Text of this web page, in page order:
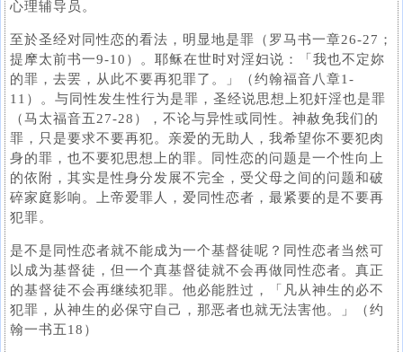
心理辅导员。
至於圣经对同性恋的看法，明显地是罪（罗马书一章26-27；
提摩太前书一9-10）。耶稣在世时对淫妇说：「我也不定妳
的罪，去罢，从此不要再犯罪了。」（约翰福音八章1-
11）。与同性发生性行为是罪，圣经说思想上犯奸淫也是罪
（马太福音五27-28），不论与异性或同性。神赦免我们的
罪，只是要求不要再犯。亲爱的无助人，我希望你不要犯肉
身的罪，也不要犯思想上的罪。同性恋的问题是一个性向上
的依附，其实是性身分发展不完全，受父母之间的问题和破
碎家庭影响。上帝爱罪人，爱同性恋者，最紧要的是不要再
犯罪。
是不是同性恋者就不能成为一个基督徒呢？同性恋者当然可
以成为基督徒，但一个真基督徒就不会再做同性恋者。真正
的基督徒不会再继续犯罪。他必能胜过，「凡从神生的必不
犯罪，从神生的必保守自己，那恶者也就无法害他。」（约
翰一书五18）